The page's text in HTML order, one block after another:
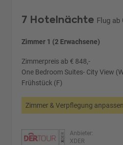
7 Hotelnächte Flug ab
Zimmer 1 (2 Erwachsene)
Zimmerpreis ab € 848,-
One Bedroom Suites- City View
Frühstück (F)
Zimmer & Verpflegung anpassen
Anbieter:
XDER